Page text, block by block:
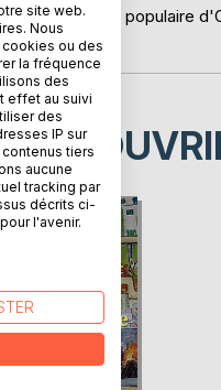
d'un quartier populaire
site web.
Nous
ou des
la fréquence
des
effet au suivi
des
IP sur
tiers
aucune
tracking par
décrits ci-
l'avenir.